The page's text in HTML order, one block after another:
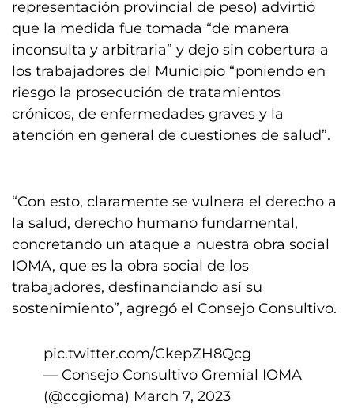
representación provincial de peso) advirtió
que la medida fue tomada “de manera
inconsulta y arbitraria” y dejo sin cobertura a
los trabajadores del Municipio “poniendo en
riesgo la prosecución de tratamientos
crónicos, de enfermedades graves y la
atención en general de cuestiones de salud”.
“Con esto, claramente se vulnera el derecho a
la salud, derecho humano fundamental,
concretando un ataque a nuestra obra social
IOMA, que es la obra social de los
trabajadores, desfinanciando así su
sostenimiento”, agregó el Consejo Consultivo.
pic.twitter.com/CkepZH8Qcg
— Consejo Consultivo Gremial IOMA
(@ccgioma) March 7, 2023